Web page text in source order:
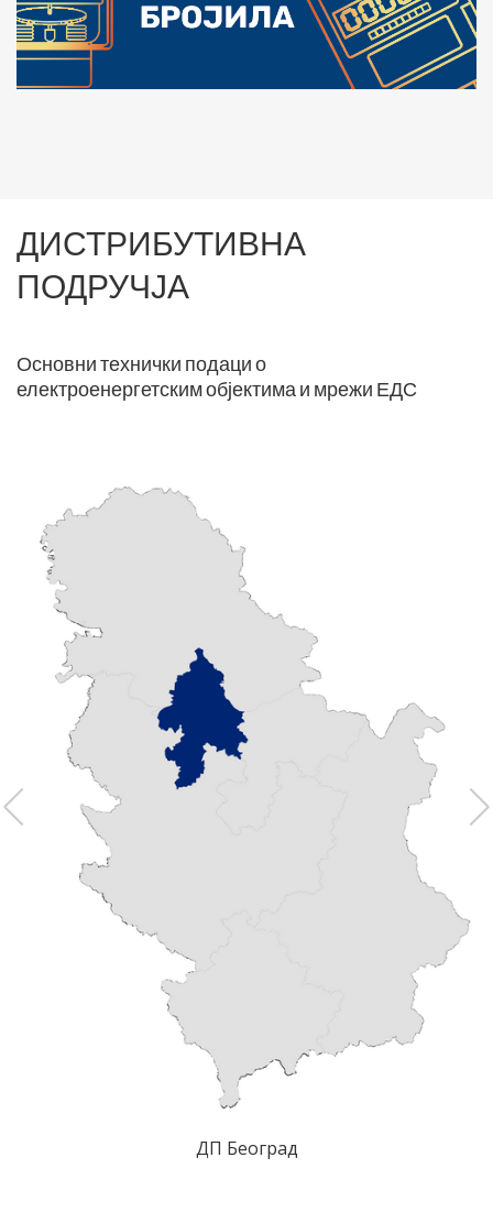
ДИСТРИБУТИВНА
ПОДРУЧЈА
Основни технички подаци о
електроенергетским објектима и мрежи ЕДС
ДП Београд